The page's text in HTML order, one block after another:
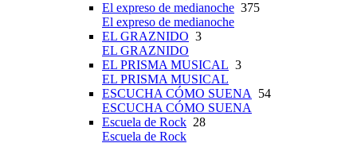
El expreso de medianoche 375
El expreso de medianoche
EL GRAZNIDO 3
EL GRAZNIDO
EL PRISMA MUSICAL 3
EL PRISMA MUSICAL
ESCUCHA CÓMO SUENA
54
ESCUCHA CÓMO SUENA
Escuela de Rock 28
Escuela de Rock